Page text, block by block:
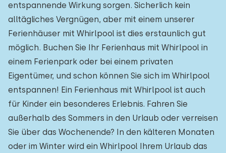
entspannende Wirkung sorgen. Sicherlich kein
alltägliches Vergnügen, aber mit einem unserer
Ferienhäuser mit Whirlpool ist dies erstaunlich gut
möglich. Buchen Sie Ihr Ferienhaus mit Whirlpool in
einem Ferienpark oder bei einem privaten
Eigentümer, und schon können Sie sich im Whirlpool
entspannen! Ein Ferienhaus mit Whirlpool ist auch
für Kinder ein besonderes Erlebnis. Fahren Sie
außerhalb des Sommers in den Urlaub oder verreisen
Sie über das Wochenende? In den kälteren Monaten
oder im Winter wird ein Whirlpool Ihrem Urlaub das